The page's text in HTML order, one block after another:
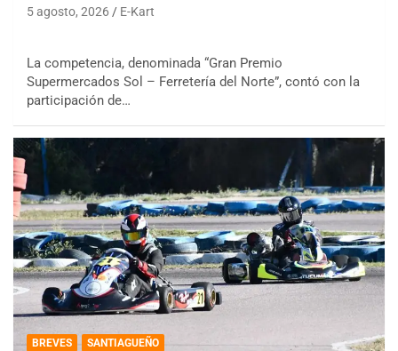
5 agosto, 2026 E-Kart
La competencia, denominada “Gran Premio
Supermercados Sol – Ferretería del Norte”, contó con la
participación de…
BREVES SANTIAGUEÑO